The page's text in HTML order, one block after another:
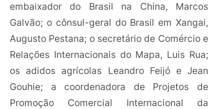
embaixador do Brasil na China, Marcos
Galvão; o cônsul-geral do Brasil em Xangai,
Augusto Pestana; o secretário de Comércio e
Relações Internacionais do Mapa, Luis Rua;
os adidos agrícolas Leandro Feijó e Jean
Gouhie; a coordenadora de Projetos de
Promoção Comercial Internacional da